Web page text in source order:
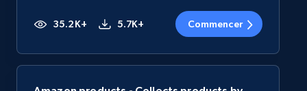
35.2K+ 5.7K+ Commencer